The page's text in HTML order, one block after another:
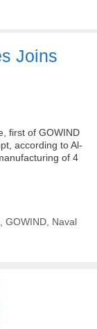
Joins
first of GOWIND
according to Al-
of 4
,GOWIND Naval